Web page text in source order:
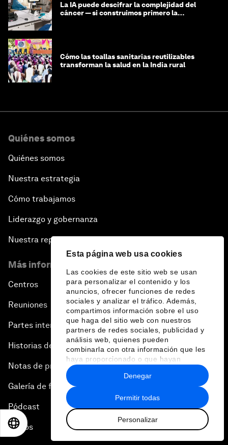
Esta página web usa cookies
Las cookies de este sitio web se usan
para personalizar el contenido y los
anuncios, ofrecer funciones de redes
sociales y analizar el tráfico. Además,
compartimos información sobre el uso
que haga del sitio web con nuestros
partners de redes sociales, publicidad y
análisis web, quienes pueden
combinarla con otra información que les
haya proporcionado o que hayan
recopilado a partir del uso que haya
hecho de sus servicios.
Permitir todas
Personalizar
Denegar
La IA puede descifrar la complejidad del
cáncer — si construimos primero la
Cómo las toallas sanitarias reutilizables
transforman la salud en la India rural
Quiénes somos
Quiénes somos
Nuestra estrategia
Cómo trabajamos
Liderazgo y gobernanza
Nuestra repercusión
Más información sobre el Foro
Centros
Reuniones
Partes interesadas
Historias del Foro
Notas de prensa
Galería de fotos
Pódcast
Vídeos